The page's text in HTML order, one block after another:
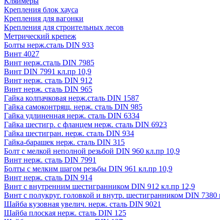
Крепления блок хауса
Крепления для вагонки
Крепления для строительных лесов
Метрический крепеж
Болты нерж.сталь DIN 933
Винт 4027
Винт нерж.сталь DIN 7985
Винт DIN 7991 кл.пр 10,9
Винт нерж. сталь DIN 912
Винт нерж. сталь DIN 965
Гайка колпачковая нерж.сталь DIN 1587
Гайка самоконтрящ. нерж. сталь DIN 985
Гайка удлиненная нерж. сталь DIN 6334
Гайка шестигр. с фланцем нерж. сталь DIN 6923
Гайка шестигран. нерж. сталь DIN 934
Гайка-барашек нерж. сталь DIN 315
Болт с мелкой неполной резьбой DIN 960 кл.пр 10,9
Винт нерж. сталь DIN 7991
Болты с мелким шагом резьбы DIN 961 кл.пр 10,9
Винт нерж. сталь DIN 914
Винт с внутренним шестигранником DIN 912 кл.пр 12,9
Винт с полукруг. головкой и внутр. шестигранником DIN 7380
Шайба кузовная увелич. нерж. сталь DIN 9021
Шайба плоская нерж. сталь DIN 125